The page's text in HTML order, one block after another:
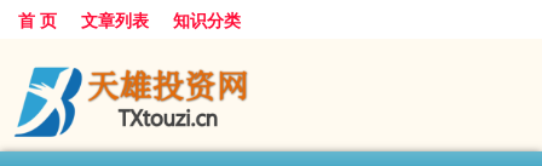
首 页 文章列表 知识分类